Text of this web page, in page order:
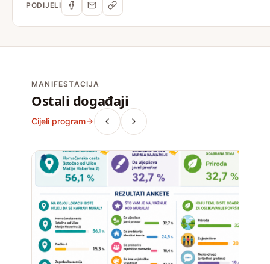
PODIJELI
MANIFESTACIJA
Ostali događaji
Cijeli program